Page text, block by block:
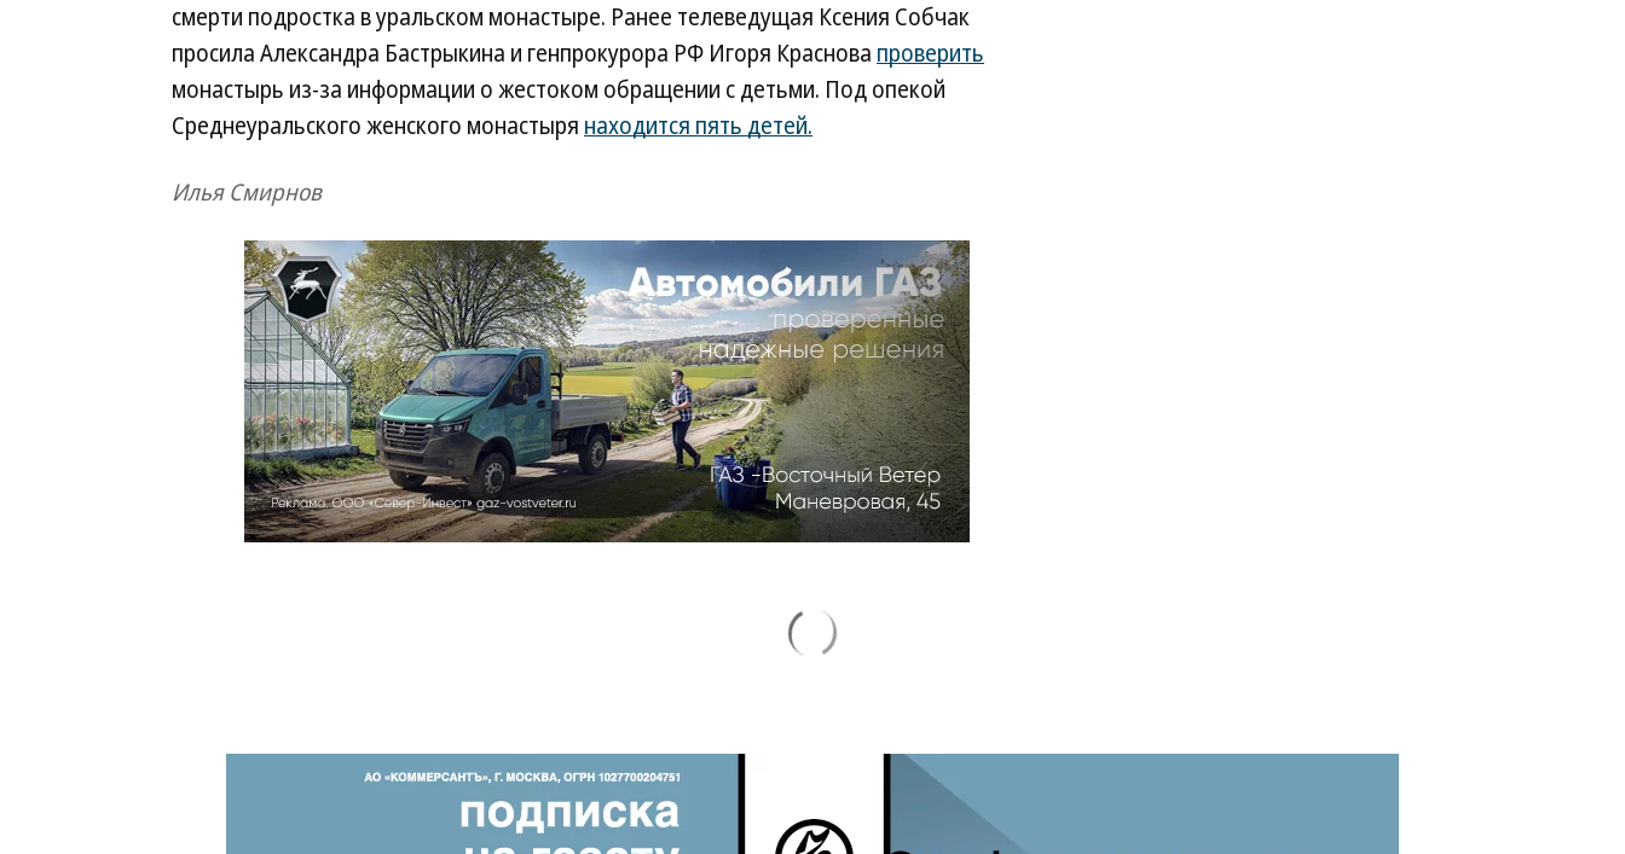
смерти подростка в уральском монастыре. Ранее телеведущая Ксения Собчак
просила Александра Бастрыкина и генпрокурора РФ Игоря Краснова проверить
монастырь из-за информации о жестоком обращении с детьми. Под опекой
Среднеуральского женского монастыря находится пять детей.
Илья Смирнов